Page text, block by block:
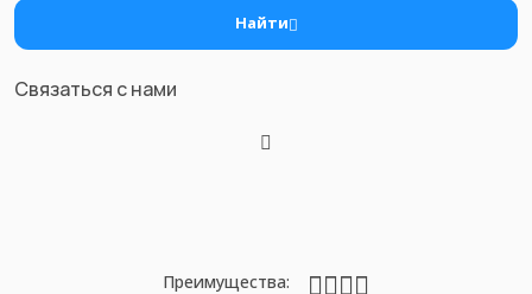
Найти
Связаться с нами
Преимущества: